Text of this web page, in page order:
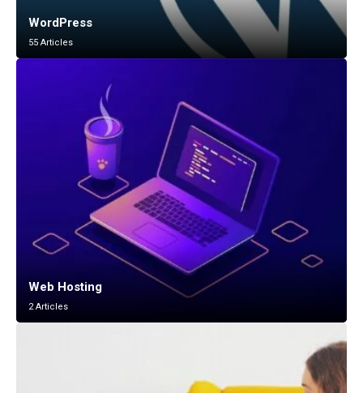
WordPress
55 Articles
Web Hosting
2 Articles